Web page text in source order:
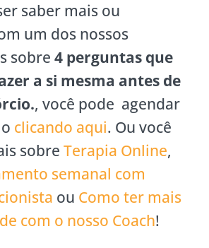
saber mais ou
um dos nossos
sobre 4 perguntas que
a si mesma antes de
, você pode agendar
clicando aqui. Ou você
sobre Terapia Online,
semanal com
ou Como ter mais
com o nosso Coach!